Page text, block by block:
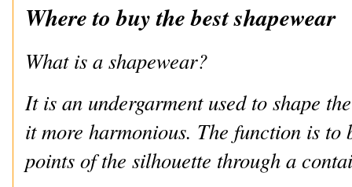
Where to buy the best shapewear
What is a shapewear?
It is an undergarment used to shape
it more harmonious. The function is
points of the silhouette through a